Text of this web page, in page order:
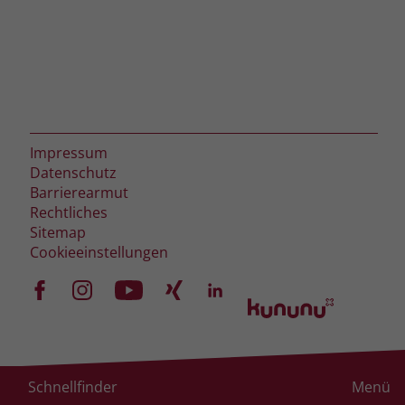
Impressum
Datenschutz
Barrierearmut
Rechtliches
Sitemap
Cookieeinstellungen
Schnellfinder Menü